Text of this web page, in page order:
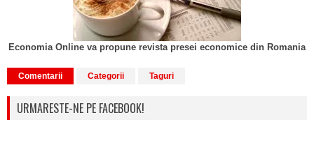
Economia Online va propune revista presei economice din Romania
Comentarii Categorii Taguri
URMARESTE-NE PE FACEBOOK!